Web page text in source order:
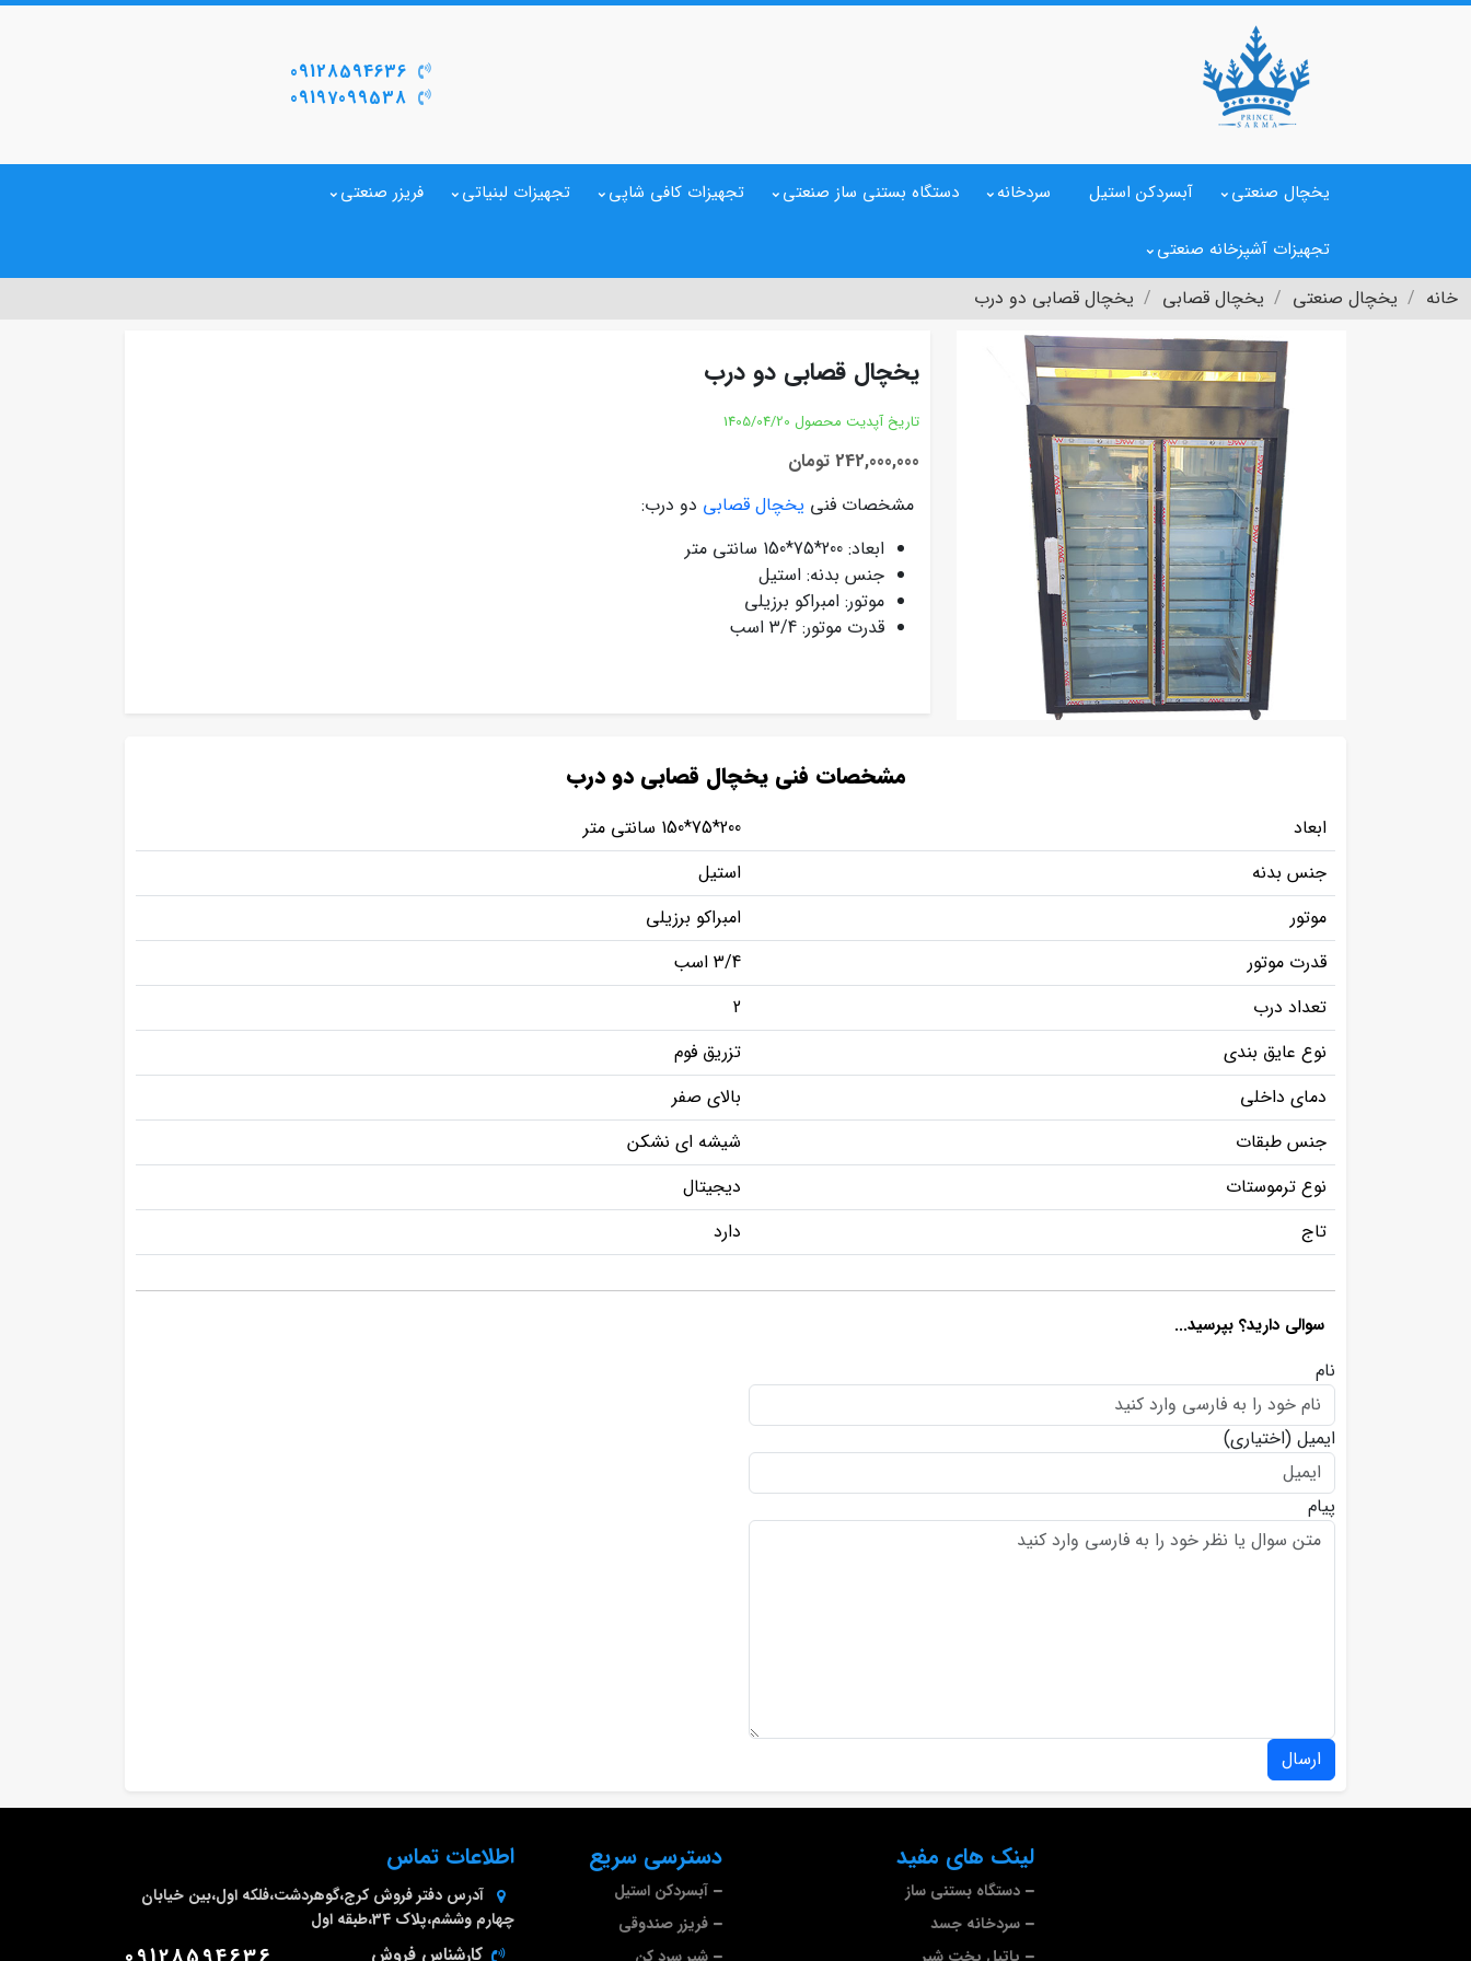
09128594636
09197099538
یخچال صنعتی آبسردکن استیل سردخانه دستگاه بستنی ساز صنعتی تجهیزات کافی شاپی تجهیزات لبنیاتی فریزر صنعتی
تجهیزات آشپزخانه صنعتی
خانه یخچال صنعتی یخچال قصابی یخچال قصابی دو درب
یخچال قصابی دو درب
تاریخ آپدیت محصول 1405/04/20
242,000,000 تومان
مشخصات فنی یخچال قصابی دو درب:
ابعاد: 200*75*150 سانتی متر
جنس بدنه: استیل
موتور: امبراکو برزیلی
قدرت موتور: 3/4 اسب
مشخصات فنی یخچال قصابی دو درب
ابعاد
200*75*150 سانتی متر
جنس بدنه
استیل
موتور
امبراکو برزیلی
قدرت موتور
3/4 اسب
تعداد درب
2
نوع عایق بندی
تزریق فوم
دمای داخلی
بالای صفر
جنس طبقات
شیشه ای نشکن
نوع ترموستات
دیجیتال
تاج
دارد
سوالی دارید؟ بپرسید...
نام
ایمیل (اختیاری)
پیام
ارسال
لینک های مفید
دستگاه بستنی ساز
سردخانه جسد
دسترسی سریع
آبسردکن استیل
فریزر صندوقی
اطلاعات تماس
آدرس دفتر فروش کرج،گوهردشت،فلکه اول،بین خیابان
چهارم وششم،پلاک 34،طبقه اول
کارشناس فروش